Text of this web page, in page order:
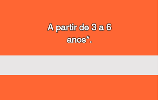
A partir de 3 a 6
anos*.